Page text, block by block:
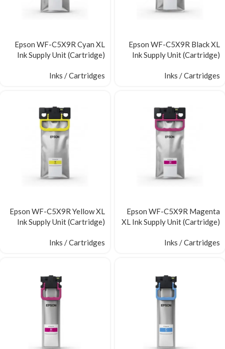
Epson WF-C5X9R Black XL
Ink Supply Unit (Cartridge)
Inks / Cartridges
Epson WF-C5X9R Cyan XL
Ink Supply Unit (Cartridge)
Inks / Cartridges
Epson WF-C5X9R Magenta
XL Ink Supply Unit (Cartridge)
Inks / Cartridges
Epson WF-C5X9R Yellow XL
Ink Supply Unit (Cartridge)
Inks / Cartridges